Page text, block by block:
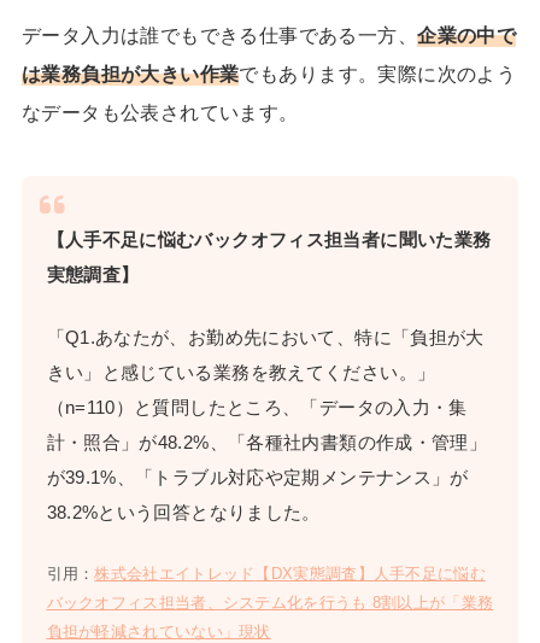
データ入力は誰でもできる仕事である一方、企業の中で
は業務負担が大きい作業でもあります。実際に次のよう
なデータも公表されています。
【人手不足に悩むバックオフィス担当者に聞いた業務
実態調査】
「Q1.あなたが、お勤め先において、特に「負担が大
きい」と感じている業務を教えてください。」
（n=110）と質問したところ、「データの入力・集
計・照合」が48.2%、「各種社内書類の作成・管理」
が39.1%、「トラブル対応や定期メンテナンス」が
38.2%という回答となりました。
引用：株式会社エイトレッド
【DX実態調査】人手不足に悩む
バックオフィス担当者、システム化を行うも 8割以上が「業務
負担が軽減されていない」現状